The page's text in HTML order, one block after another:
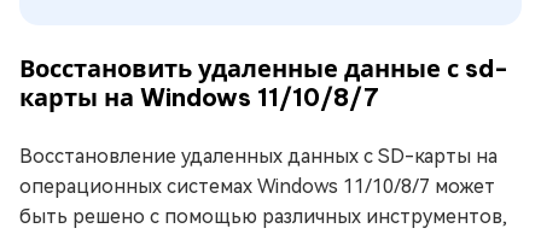
Восстановить удаленные данные с sd-
карты на Windows 11/10/8/7
Восстановление удаленных данных с SD-карты на
операционных системах Windows 11/10/8/7 может
быть решено с помощью различных инструментов,